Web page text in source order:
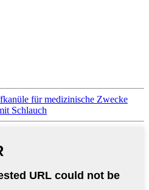
für medizinische Zwecke
Schlauch